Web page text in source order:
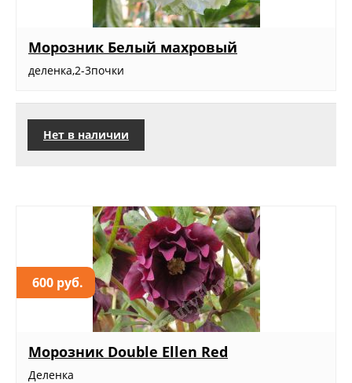
Морозник Белый махровый
деленка,2-3почки
Нет в наличии
600 руб.
Морозник Double Ellen Red
Деленка